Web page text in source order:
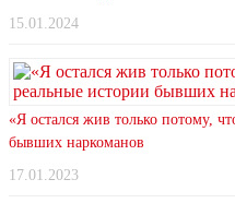
15.01.2024
«Я остался жив только потому,
бывших наркоманов
17.01.2023